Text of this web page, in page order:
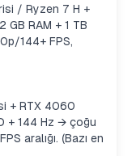
/ Ryzen 7 H +
RAM + 1 TB
144+ FPS,
+ RTX 4060
+ 144 Hz → çoğu
aralığı. (Bazı en